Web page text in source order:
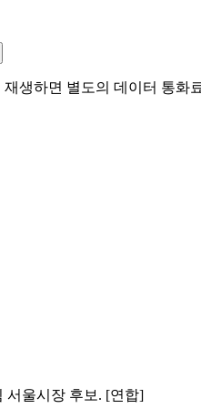
생하면 별도의 데이터 통화
서울시장 후보. [연합]